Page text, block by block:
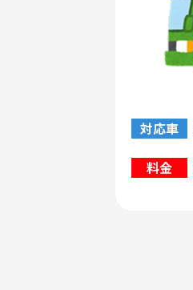
対応車
料金